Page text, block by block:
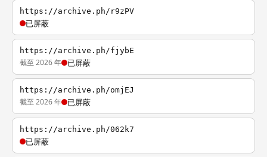
https://archive.ph/r9zPV
已屏蔽
https://archive.ph/fjybE
截至 2026 年 已屏蔽
https://archive.ph/omjEJ
截至 2026 年 已屏蔽
https://archive.ph/062k7
已屏蔽